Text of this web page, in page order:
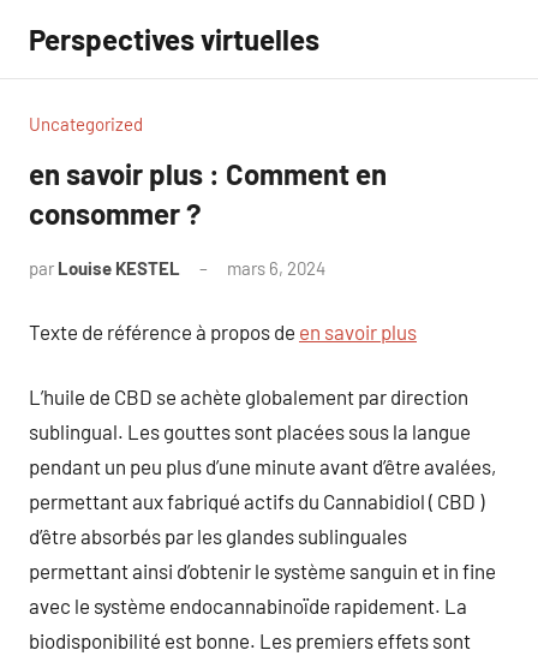
contenu
Perspectives virtuelles
Uncategorized
en savoir plus : Comment en
consommer ?
par Louise KESTEL mars 6, 2024
Texte de référence à propos de en savoir plus
L’huile de CBD se achète globalement par direction
sublingual. Les gouttes sont placées sous la langue
pendant un peu plus d’une minute avant d’être avalées,
permettant aux fabriqué actifs du Cannabidiol ( CBD )
d’être absorbés par les glandes sublinguales
permettant ainsi d’obtenir le système sanguin et in fine
avec le système endocannabinoïde rapidement. La
biodisponibilité est bonne. Les premiers effets sont